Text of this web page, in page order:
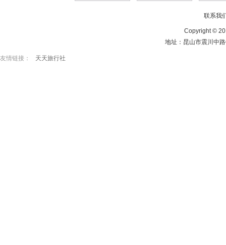
联系我
Copyright ©
地址：昆山市震川中
友情链接： 天天旅行社